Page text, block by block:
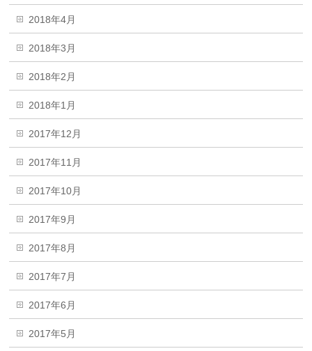
2018年4月
2018年3月
2018年2月
2018年1月
2017年12月
2017年11月
2017年10月
2017年9月
2017年8月
2017年7月
2017年6月
2017年5月